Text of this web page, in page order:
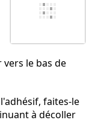
le bas de
faites-le
à décoller